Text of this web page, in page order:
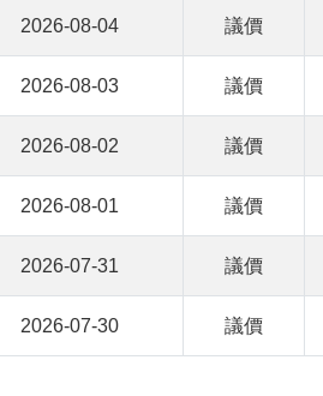
2026-08-04 議價
2026-08-03 議價
2026-08-02 議價
2026-08-01 議價
2026-07-31 議價
2026-07-30 議價